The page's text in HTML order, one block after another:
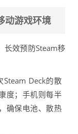
动游戏环境
长效预防Steam移
Steam Deck的散
度；手机则每半
确保电池、散热